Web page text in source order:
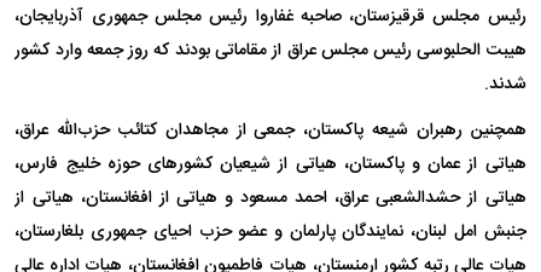
رئیس مجلس قرقیزستان، صاحبه غفاروا رئیس مجلس جمهوری آذربایجان،
هیبت الحلبوسی رئیس مجلس عراق از مقاماتی بودند که روز جمعه وارد کشور
شدند.
همچنین رهبران شیعه پاکستان، جمعی از مجاهدان کتائب حزب‌الله عراق،
هیاتی از عمان و پاکستان، هیاتی از شیعیان کشورهای حوزه خلیج فارس،
هیاتی از حشدالشعبی عراق، احمد مسعود و هیاتی از افغانستان، هیاتی از
جنبش امل لبنان، نمایندگان پارلمان و عضو حزب احیای جمهوری بلغارستان،